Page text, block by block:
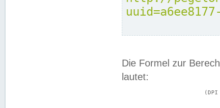
Die Formel zur
lautet: